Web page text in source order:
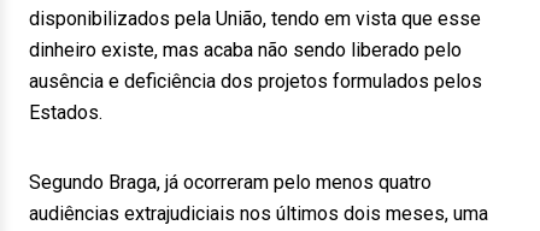
disponibilizados pela União, tendo em vista que esse
dinheiro existe, mas acaba não sendo liberado pelo
ausência e deficiência dos projetos formulados pelos
Estados.
Segundo Braga, já ocorreram pelo menos quatro
audiências extrajudiciais nos últimos dois meses, uma